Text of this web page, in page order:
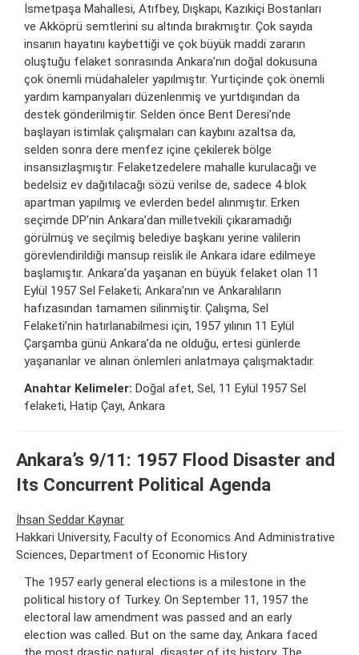
İsmetpaşa Mahallesi, Atıfbey, Dışkapı, Kazıkiçi Bostanları
ve Akköprü semtlerini su altında bırakmıştır. Çok sayıda
insanın hayatını kaybettiği ve çok büyük maddi zararın
oluştuğu felaket sonrasında Ankara’nın doğal dokusuna
çok önemli müdahaleler yapılmıştır. Yurtiçinde çok önemli
yardım kampanyaları düzenlenmiş ve yurtdışından da
destek gönderilmiştir. Selden önce Bent Deresi’nde
başlayan istimlak çalışmaları can kaybını azaltsa da,
selden sonra dere menfez içine çekilerek bölge
insansızlaşmıştır. Felaketzedelere mahalle kurulacağı ve
bedelsiz ev dağıtılacağı sözü verilse de, sadece 4 blok
apartman yapılmış ve evlerden bedel alınmıştır. Erken
seçimde DP’nin Ankara’dan milletvekili çıkaramadığı
görülmüş ve seçilmiş belediye başkanı yerine valilerin
görevlendirildiği mansup reislik ile Ankara idare edilmeye
başlamıştır. Ankara’da yaşanan en büyük felaket olan 11
Eylül 1957 Sel Felaketi; Ankara’nın ve Ankaralıların
hafızasından tamamen silinmiştir. Çalışma, Sel
Felaketi’nin hatırlanabilmesi için, 1957 yılının 11 Eylül
Çarşamba günü Ankara’da ne olduğu, ertesi günlerde
yaşananlar ve alınan önlemleri anlatmaya çalışmaktadır.
Anahtar Kelimeler: Doğal afet, Sel, 11 Eylül 1957 Sel
felaketi, Hatip Çayı, Ankara
Ankara’s 9/11: 1957 Flood Disaster and
Its Concurrent Political Agenda
İhsan Seddar Kaynar
Hakkari University, Faculty of Economics And Administrative
Sciences, Department of Economic History
The 1957 early general elections is a milestone in the
political history of Turkey. On September 11, 1957 the
electoral law amendment was passed and an early
election was called. But on the same day, Ankara faced